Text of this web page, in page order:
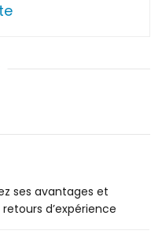
ses avantages et
d’expérience